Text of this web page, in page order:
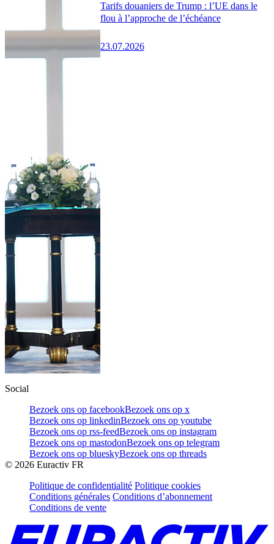
Tarifs douaniers de Trump : l’UE dans le
flou à l’approche de l’échéance
23.07.2026
Social
Bezoek ons op facebookBezoek ons op x
Bezoek ons op linkedinBezoek ons op youtube
Bezoek ons op rss-feedBezoek ons op instagram
Bezoek ons op mastodonBezoek ons op telegram
Bezoek ons op blueskyBezoek ons op threads
© 2026 Euractiv FR
Politique de confidentialité Politique cookies
Conditions générales Conditions d’abonnement
Conditions de vente